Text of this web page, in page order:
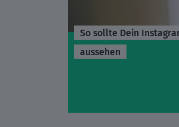
So sollte Dein
aussehen